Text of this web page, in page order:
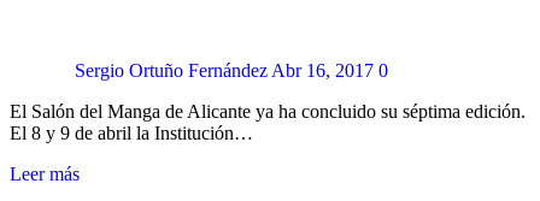
Sergio Ortuño Fernández Abr 16, 2017 0
El Salón del Manga de Alicante ya ha concluido su séptima edición.
El 8 y 9 de abril la Institución…
Leer más